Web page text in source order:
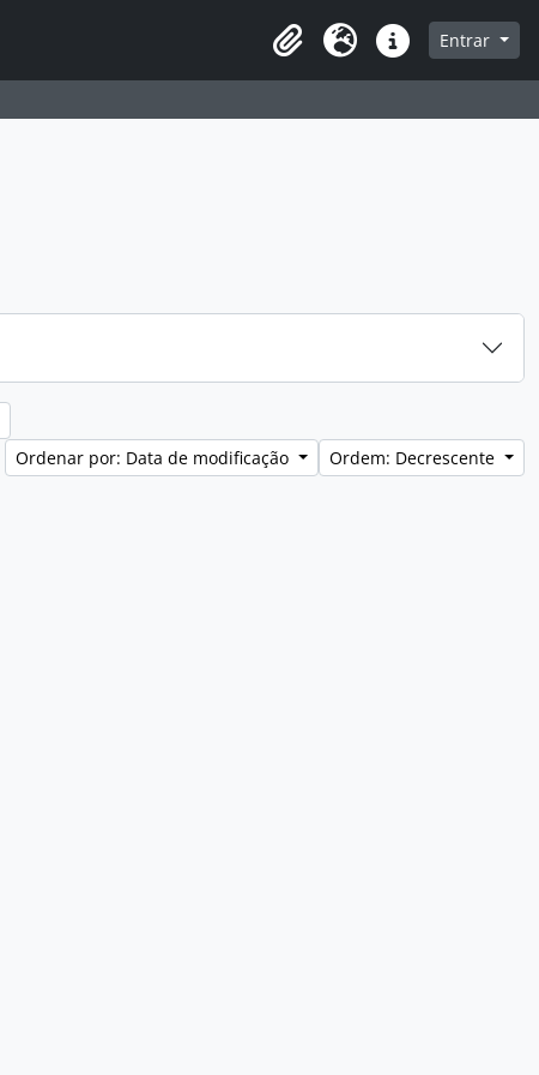
Clipboard
Idioma Atalhos Entrar
Ordenar por: Data de modificação
Ordem: Decrescente